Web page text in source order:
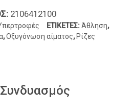
2106412100
ΕΤΙΚΈΤΕΣ:Άθληση,
,Οξυγόνωση αίματος, Ρίζες